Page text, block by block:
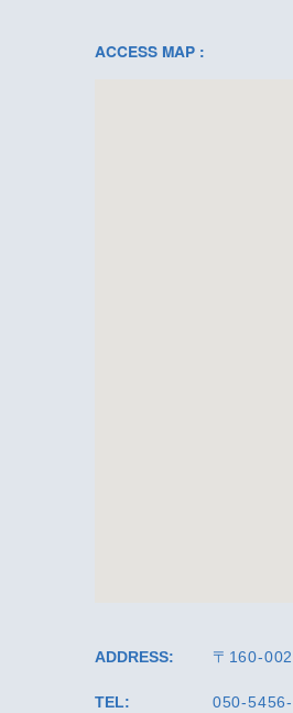
ACCESS MAP :
ADDRESS: 〒160-
TEL: 050-